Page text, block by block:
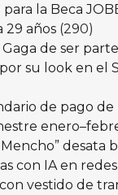
la Beca
29 años (290)
Gaga de ser
su look en el
de pago de
desata
con IA en
vestido de